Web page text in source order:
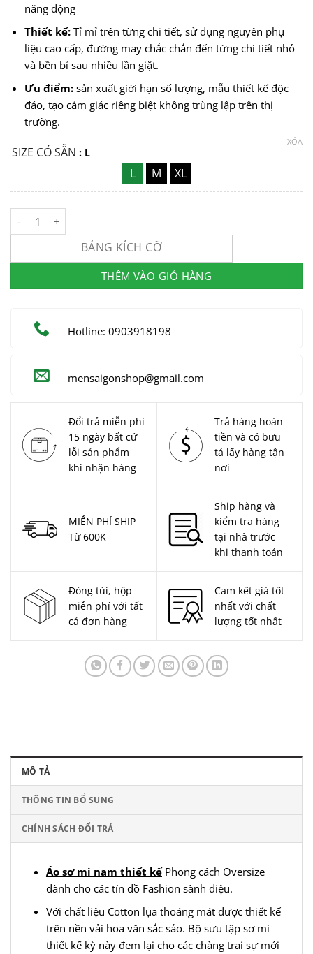
năng động
Thiết kế:Tỉ mỉ trên từng chi tiết, sử dụng nguyên phụ
liệu cao cấp, đường may chắc chắn đến từng chi tiết nhỏ
và bền bỉ sau nhiều lần giặt.
Ưu điểm:sản xuất giới hạn số lượng, mẫu thiết kế độc
đáo, tạo cảm giác riêng biệt không trùng lập trên thị
trường.
SIZE CÓ SẴN : L
L M XL
XÓA
Sơ Mi Nam Linen Họa Tiết #MSG7253 số lượng
BẢNG KÍCH CỠ
THÊM VÀO GIỎ HÀNG
Hotline: 0903918198
mensaigonshop@gmail.com
Đổi trả miễn phí
15 ngày bất cứ
lỗi sản phẩm
khi nhận hàng
Trả hàng hoàn
tiền và có bưu
tá lấy hàng tận
nơi
MIỄN PHÍ SHIP
Từ 600K
Ship hàng và
kiểm tra hàng
tại nhà trước
khi thanh toán
Đóng túi, hộp
miễn phí với tất
cả đơn hàng
Cam kết giá tốt
nhất với chất
lượng tốt nhất
MÔ TẢ
THÔNG TIN BỔ SUNG
CHÍNH SÁCH ĐỔI TRẢ
Áo sơ mi nam thiết kếPhong cách Oversize
dành cho các tín đồ Fashion sành điệu.
Với chất liệu Cotton lụa thoáng mát được thiết kế
trên nền vải hoa văn sắc sảo. Bộ sưu tập sơ mi
thiết kế kỳ này đem lại cho các chàng trai sự mới